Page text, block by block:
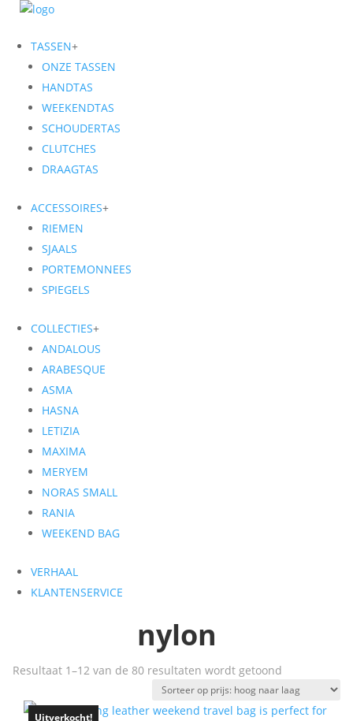
TASSEN+
ONZE TASSEN
HANDTAS
WEEKENDTAS
SCHOUDERTAS
CLUTCHES
DRAAGTAS
ACCESSOIRES+
RIEMEN
SJAALS
PORTEMONNEES
SPIEGELS
COLLECTIES+
ANDALOUS
ARABESQUE
ASMA
HASNA
LETIZIA
MAXIMA
MERYEM
NORAS SMALL
RANIA
WEEKEND BAG
VERHAAL
KLANTENSERVICE
nylon
Resultaat 1–12 van de 80 resultaten wordt getoondGesorteerd
op
prijs:
Uitverkocht!